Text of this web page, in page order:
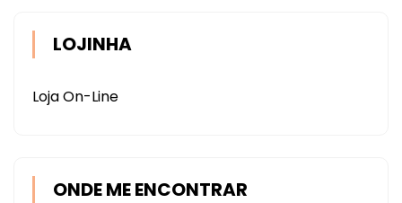
LOJINHA
Loja On-Line
ONDE ME ENCONTRAR